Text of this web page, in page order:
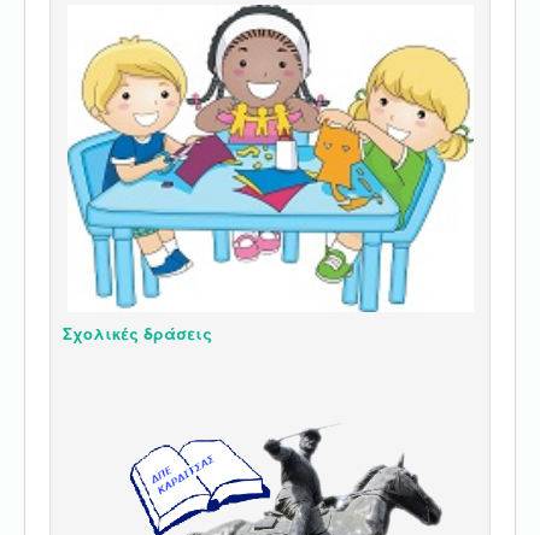
Σχολικές δράσεις